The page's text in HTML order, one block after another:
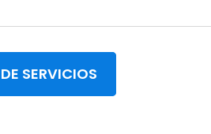
SERVICIOS